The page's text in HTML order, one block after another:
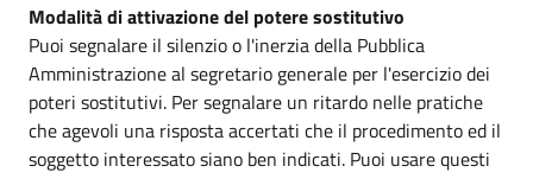
Modalità di attivazione del potere sostitutivo
Puoi segnalare il silenzio o l'inerzia della Pubblica
Amministrazione al segretario generale per l'esercizio dei
poteri sostitutivi. Per segnalare un ritardo nelle pratiche
che agevoli una risposta accertati che il procedimento ed il
soggetto interessato siano ben indicati. Puoi usare questi